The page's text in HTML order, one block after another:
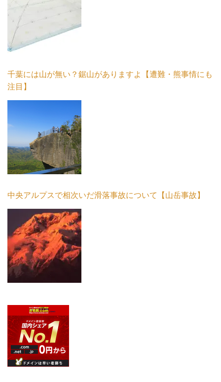
千葉には山が無い？鋸山がありますよ【遭難・熊事情にも
注目】
中央アルプスで相次いだ滑落事故について【山岳事故】